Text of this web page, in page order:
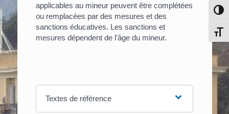
applicables au mineur peuvent être complétées
ou remplacées par des mesures et des
sanctions éducatives. Les sanctions et
mesures dépendent de l'âge du mineur.
Textes de référence